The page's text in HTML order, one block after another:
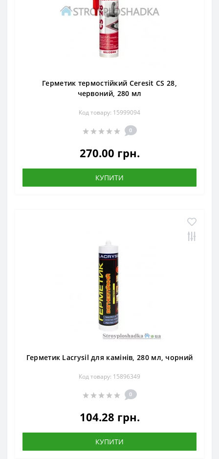
Герметик термостійкий Ceresit CS 28,
червоний, 280 мл
Код товару: 15999094
0
270.00 грн.
КУПИТИ
Герметик Lacrysil для камінів, 280 мл, чорний
Код товару: 15896349
0
104.28 грн.
КУПИТИ